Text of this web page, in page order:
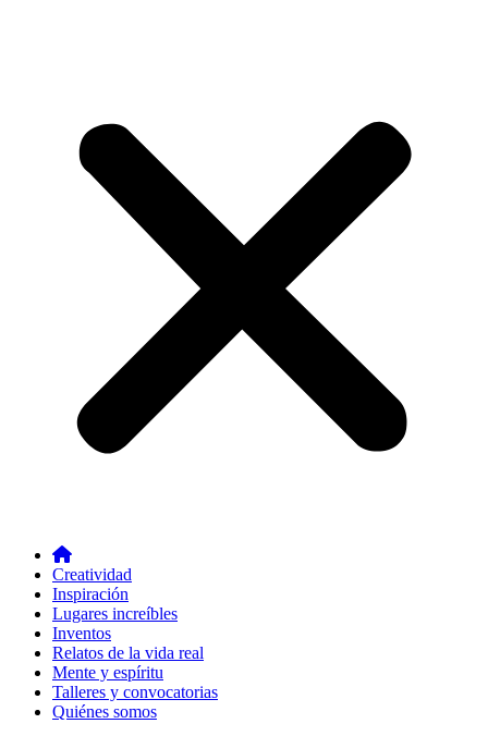
Creatividad
Inspiración
Lugares increíbles
Inventos
Relatos de la vida real
Mente y espíritu
Talleres y convocatorias
Quiénes somos